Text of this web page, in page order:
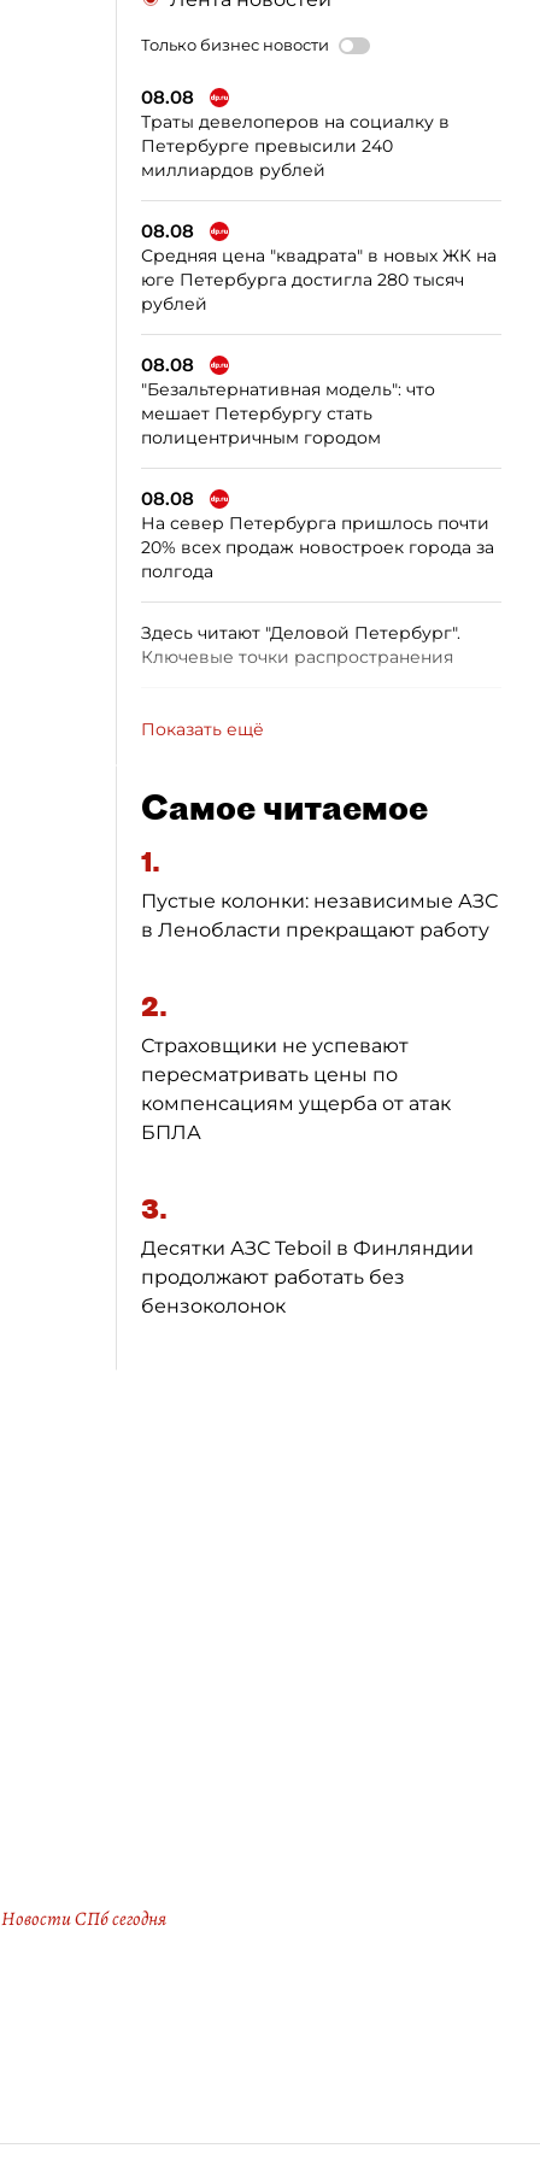
Только бизнес новости
08.08
Траты девелоперов на социалку в
Петербурге превысили 240
миллиардов рублей
08.08
Средняя цена "квадрата" в новых ЖК на
юге Петербурга достигла 280 тысяч
рублей
08.08
"Безальтернативная модель": что
мешает Петербургу стать
полицентричным городом
08.08
На север Петербурга пришлось почти
20% всех продаж новостроек города за
полгода
Здесь читают "Деловой Петербург".
Ключевые точки распространения
Показать ещё
Самое читаемое
1.
Пустые колонки: независимые АЗС
в Ленобласти прекращают работу
2.
Страховщики не успевают
пересматривать цены по
компенсациям ущерба от атак
БПЛА
3.
Десятки АЗС Teboil в Финляндии
продолжают работать без
бензоколонок
Новости СПб сегодня